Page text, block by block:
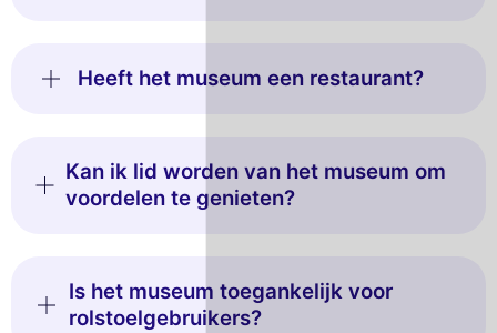
Heeft het museum een restaurant?
Kan ik lid worden van het museum om
voordelen te genieten?
Is het museum toegankelijk voor
rolstoelgebruikers?